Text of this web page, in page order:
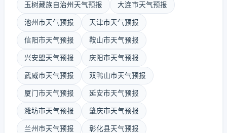
玉树藏族自治州天气预报 大连市天气预报
池州市天气预报 天津市天气预报
信阳市天气预报 鞍山市天气预报
兴安盟天气预报 庆阳市天气预报
武威市天气预报 双鸭山市天气预报
厦门市天气预报 延安市天气预报
潍坊市天气预报 肇庆市天气预报
兰州市天气预报 彰化县天气预报